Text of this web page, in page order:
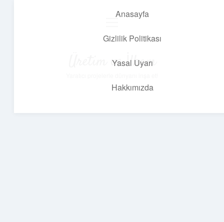
Anasayfa
Gizlilik Politikası
Yasal Uyarı
Hakkımızda
Üretim ve İlham